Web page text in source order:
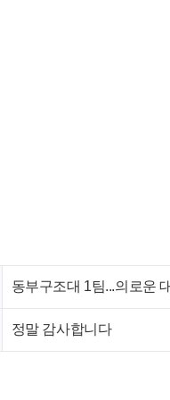
동부구조대 1팀...의로운
정말 감사합니다